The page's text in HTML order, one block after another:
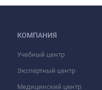
КОМПАНИЯ
Учебный центр
Экспертный центр
Медицинский центр